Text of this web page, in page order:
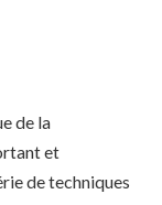
de la
et
de techniques